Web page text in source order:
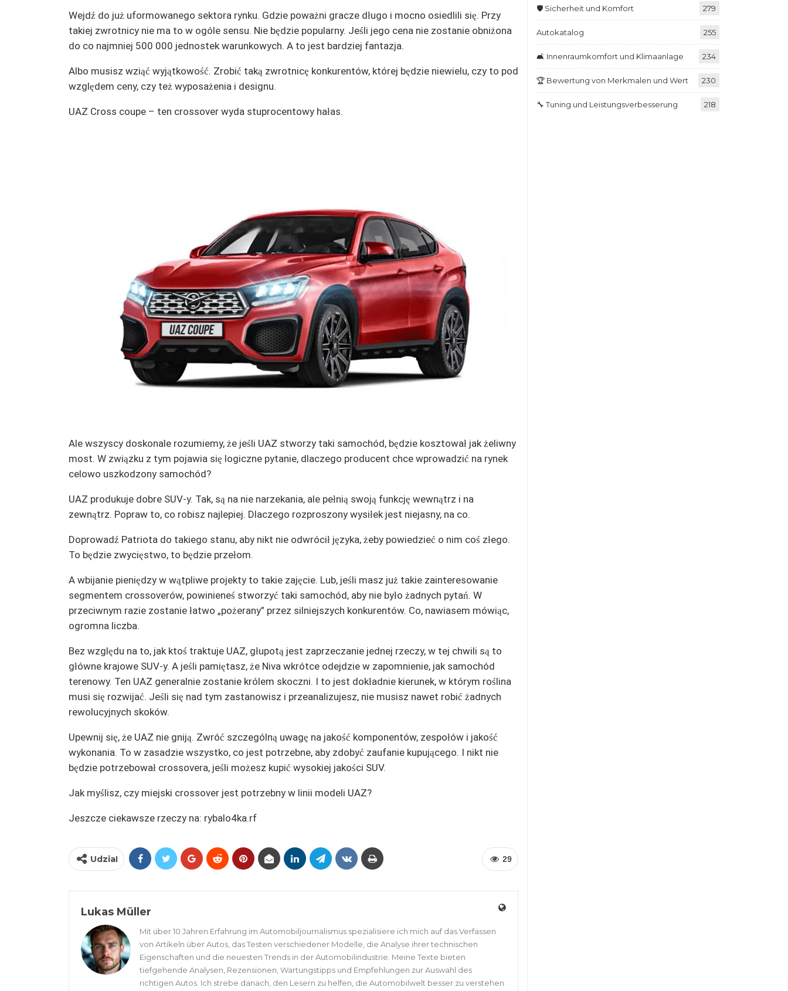
Wejdź do już uformowanego sektora rynku. Gdzie poważni gracze długo i mocno osiedlili się. Przy
takiej zwrotnicy nie ma to w ogóle sensu. Nie będzie popularny. Jeśli jego cena nie zostanie obniżona
do co najmniej 500 000 jednostek warunkowych. A to jest bardziej fantazja.
Albo musisz wziąć wyjątkowość. Zrobić taką zwrotnicę konkurentów, której będzie niewielu, czy to pod
względem ceny, czy też wyposażenia i designu.
UAZ Cross coupe – ten crossover wyda stuprocentowy hałas.
Ale wszyscy doskonale rozumiemy, że jeśli UAZ stworzy taki samochód, będzie kosztował jak żeliwny
most. W związku z tym pojawia się logiczne pytanie, dlaczego producent chce wprowadzić na rynek
celowo uszkodzony samochód?
UAZ produkuje dobre SUV-y. Tak, są na nie narzekania, ale pełnią swoją funkcję wewnątrz i na
zewnątrz. Popraw to, co robisz najlepiej. Dlaczego rozproszony wysiłek jest niejasny, na co.
Doprowadź Patriota do takiego stanu, aby nikt nie odwrócił języka, żeby powiedzieć o nim coś złego.
To będzie zwycięstwo, to będzie przełom.
A wbijanie pieniędzy w wątpliwe projekty to takie zajęcie. Lub, jeśli masz już takie zainteresowanie
segmentem crossoverów, powinieneś stworzyć taki samochód, aby nie było żadnych pytań. W
przeciwnym razie zostanie łatwo „pożerany” przez silniejszych konkurentów. Co, nawiasem mówiąc,
ogromna liczba.
Bez względu na to, jak ktoś traktuje UAZ, głupotą jest zaprzeczanie jednej rzeczy, w tej chwili są to
główne krajowe SUV-y. A jeśli pamiętasz, że Niva wkrótce odejdzie w zapomnienie, jak samochód
terenowy. Ten UAZ generalnie zostanie królem skoczni. I to jest dokładnie kierunek, w którym roślina
musi się rozwijać. Jeśli się nad tym zastanowisz i przeanalizujesz, nie musisz nawet robić żadnych
rewolucyjnych skoków.
Upewnij się, że UAZ nie gniją. Zwróć szczególną uwagę na jakość komponentów, zespołów i jakość
wykonania. To w zasadzie wszystko, co jest potrzebne, aby zdobyć zaufanie kupującego. I nikt nie
będzie potrzebował crossovera, jeśli możesz kupić wysokiej jakości SUV.
Jak myślisz, czy miejski crossover jest potrzebny w linii modeli UAZ?
Jeszcze ciekawsze rzeczy na: rybalo4ka.rf
29
Udział
Lukas Müller
Mit über 10 Jahren Erfahrung im Automobiljournalismus spezialisiere ich mich auf das Verfassen
von Artikeln über Autos, das Testen verschiedener Modelle, die Analyse ihrer technischen
Eigenschaften und die neuesten Trends in der Automobilindustrie. Meine Texte bieten
tiefgehende Analysen, Rezensionen, Wartungstipps und Empfehlungen zur Auswahl des
richtigen Autos. Ich strebe danach, den Lesern zu helfen, die Automobilwelt besser zu verstehen
🛡️ Sicherheit und Komfort 279
Autokatalog 255
🛋️ Innenraumkomfort und Klimaanlage 234
🏆 Bewertung von Merkmalen und Wert 230
🔧 Tuning und Leistungsverbesserung 218